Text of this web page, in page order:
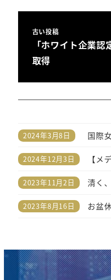
古い投稿
「ホワイト企業
取得
国際
投稿日
2024年3月8日
【メ
投稿日
2024年12月3日
清く
投稿日
2023年11月2日
お盆
投稿日
2023年8月16日